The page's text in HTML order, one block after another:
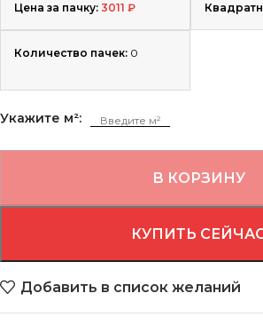
Цена за пачку: 3011 ₽
Количество пачек: 0
Укажите м²:
В КОРЗИНУ
КУПИТЬ
Добавить в список желаний